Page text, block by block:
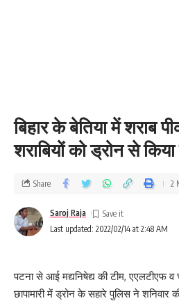
बिहार के बेतिया में शराब
शराबियों को ड्रोन से किया
Last updated: 2022/02/14 at 2:48 AM
Saroj Raja
Share 2
पटना से आई मद्यनिषेद्य की टीम, एएलटीएफ
छापामारी में ड्रोन के सहारे पुलिस ने